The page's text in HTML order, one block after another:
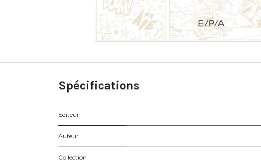
Spécifications
Editeur
Auteur
Collection